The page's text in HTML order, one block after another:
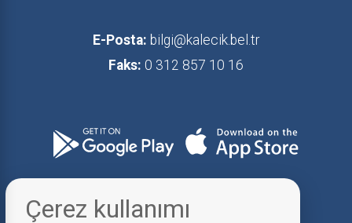
E-Posta: bilgi@kalecik.bel.tr
Faks: 0 312 857 10 16
Çerez kullanımı